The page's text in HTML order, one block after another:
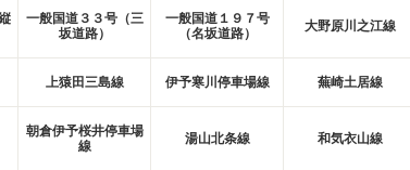
一般国道３３号（三
坂道路）
一般国道１９７号
（名坂道路）
大野原川之江線
上猿田三島線 伊予寒川停車場線 蕪崎土居線
朝倉伊予桜井停車場
線
湯山北条線 和気衣山線